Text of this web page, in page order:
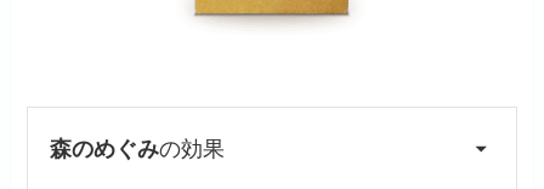
森のめぐみの効果